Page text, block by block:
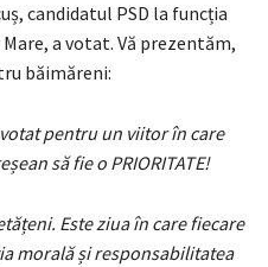
candidatul PSD la funcția
a votat. Vă prezentăm,
băimăreni:
pentru un viitor în care
să fie o PRIORITATE!
Este ziua în care fiecare
morală și responsabilitatea